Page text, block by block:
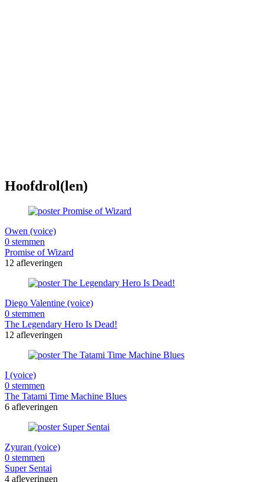
Hoofdrol(len)
Owen (voice)
0 stemmen
Promise of Wizard
12 afleveringen
Diego Valentine (voice)
0 stemmen
The Legendary Hero Is Dead!
12 afleveringen
I (voice)
0 stemmen
The Tatami Time Machine Blues
6 afleveringen
Zyuran (voice)
0 stemmen
Super Sentai
4 afleveringen